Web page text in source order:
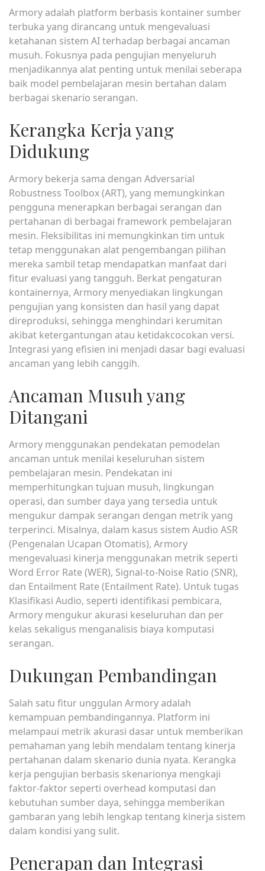
Armory adalah platform berbasis kontainer sumber
terbuka yang dirancang untuk mengevaluasi
ketahanan sistem AI terhadap berbagai ancaman
musuh. Fokusnya pada pengujian menyeluruh
menjadikannya alat penting untuk menilai seberapa
baik model pembelajaran mesin bertahan dalam
berbagai skenario serangan.
Kerangka Kerja yang
Didukung
Armory bekerja sama dengan Adversarial
Robustness Toolbox (ART), yang memungkinkan
pengguna menerapkan berbagai serangan dan
pertahanan di berbagai framework pembelajaran
mesin. Fleksibilitas ini memungkinkan tim untuk
tetap menggunakan alat pengembangan pilihan
mereka sambil tetap mendapatkan manfaat dari
fitur evaluasi yang tangguh. Berkat pengaturan
kontainernya, Armory menyediakan lingkungan
pengujian yang konsisten dan hasil yang dapat
direproduksi, sehingga menghindari kerumitan
akibat ketergantungan atau ketidakcocokan versi.
Integrasi yang efisien ini menjadi dasar bagi evaluasi
ancaman yang lebih canggih.
Ancaman Musuh yang
Ditangani
Armory menggunakan pendekatan pemodelan
ancaman untuk menilai keseluruhan sistem
pembelajaran mesin. Pendekatan ini
memperhitungkan tujuan musuh, lingkungan
operasi, dan sumber daya yang tersedia untuk
mengukur dampak serangan dengan metrik yang
terperinci. Misalnya, dalam kasus sistem Audio ASR
(Pengenalan Ucapan Otomatis), Armory
mengevaluasi kinerja menggunakan metrik seperti
Word Error Rate (WER), Signal-to-Noise Ratio (SNR),
dan Entailment Rate (Entailment Rate). Untuk tugas
Klasifikasi Audio, seperti identifikasi pembicara,
Armory mengukur akurasi keseluruhan dan per
kelas sekaligus menganalisis biaya komputasi
serangan.
Dukungan Pembandingan
Salah satu fitur unggulan Armory adalah
kemampuan pembandingannya. Platform ini
melampaui metrik akurasi dasar untuk memberikan
pemahaman yang lebih mendalam tentang kinerja
pertahanan dalam skenario dunia nyata. Kerangka
kerja pengujian berbasis skenarionya mengkaji
faktor-faktor seperti overhead komputasi dan
kebutuhan sumber daya, sehingga memberikan
gambaran yang lebih lengkap tentang kinerja sistem
dalam kondisi yang sulit.
Penerapan dan Integrasi